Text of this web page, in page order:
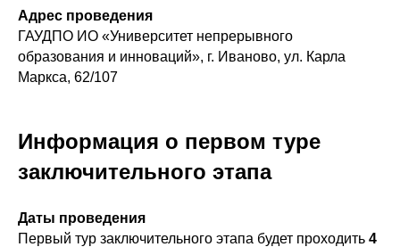
Адрес проведения
ГАУДПО ИО «Университет непрерывного
образования и инноваций», г. Иваново, ул. Карла
Маркса, 62/107
Информация о первом туре
заключительного этапа
Даты проведения
Первый тур заключительного этапа будет проходить 4